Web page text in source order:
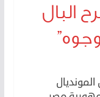
البال